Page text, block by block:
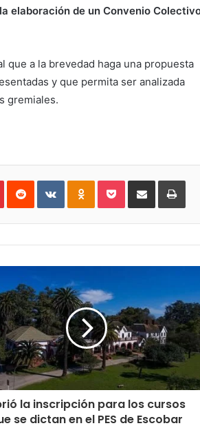
elaboración de un Convenio
que a la brevedad haga una propuesta
y que permita ser analizada
gremiales.
PinterestReddit VKontakteOdnoklassniki
PocketCompartir
la inscripción para los cursos
se dictan en el PES de Escobar